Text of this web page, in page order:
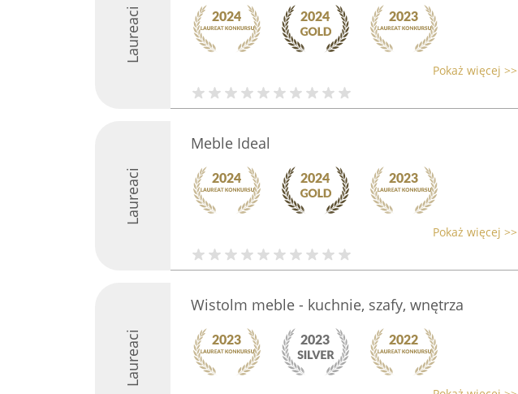
Laureaci
Pokaż więcej >>
Laureaci
Meble Ideal
Pokaż więcej >>
Laureaci
Wistolm meble - kuchnie, szafy, wnętrza